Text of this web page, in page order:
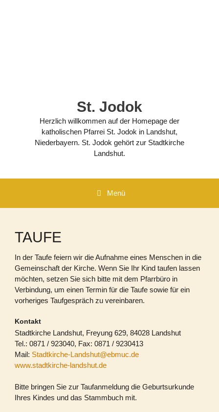
St. Jodok
Herzlich willkommen auf der Homepage der
katholischen Pfarrei St. Jodok in Landshut,
Niederbayern. St. Jodok gehört zur Stadtkirche
Landshut.
Menü
TAUFE
In der Taufe feiern wir die Aufnahme eines Menschen in die
Gemeinschaft der Kirche. Wenn Sie Ihr Kind taufen lassen
möchten, setzen Sie sich bitte mit dem Pfarrbüro in
Verbindung, um einen Termin für die Taufe sowie für ein
vorheriges Taufgespräch zu vereinbaren.
Kontakt
Stadtkirche Landshut, Freyung 629, 84028 Landshut
Tel.: 0871 / 923040, Fax: 0871 / 9230413
Mail: Stadtkirche-Landshut@ebmuc.de
www.stadtkirche-landshut.de
Bitte bringen Sie zur Taufanmeldung die Geburtsurkunde
Ihres Kindes und das Stammbuch mit.